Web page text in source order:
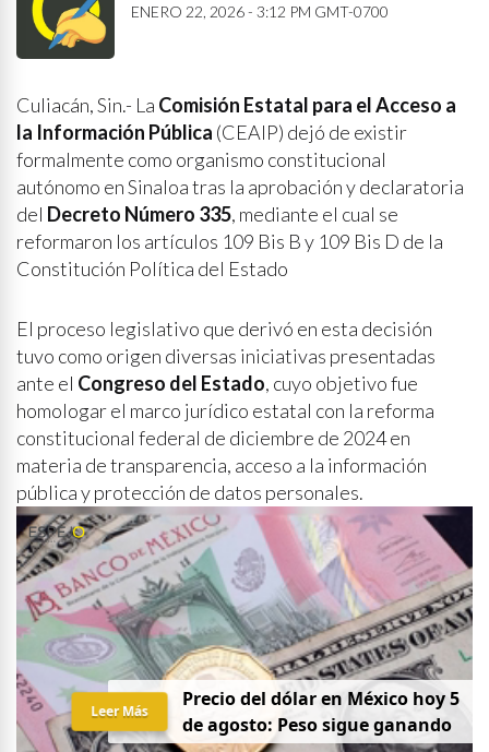
ENERO 22, 2026 - 3:12 PM GMT-0700
Culiacán, Sin.- La Comisión Estatal para el Acceso a
la Información Pública (CEAIP) dejó de existir
formalmente como organismo constitucional
autónomo en Sinaloa tras la aprobación y declaratoria
del Decreto Número 335, mediante el cual se
reformaron los artículos 109 Bis B y 109 Bis D de la
Constitución Política del Estado
El proceso legislativo que derivó en esta decisión
tuvo como origen diversas iniciativas presentadas
ante el Congreso del Estado, cuyo objetivo fue
homologar el marco jurídico estatal con la reforma
constitucional federal de diciembre de 2024 en
materia de transparencia, acceso a la información
pública y protección de datos personales.
Precio del dólar en México hoy 5
de agosto: Peso sigue ganando
Leer Más